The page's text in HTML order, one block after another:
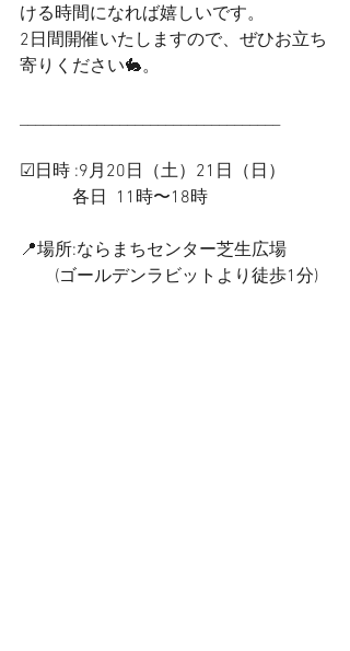
ける時間になれば嬉しいです。
2日間開催いたしますので、ぜひお立ち
寄りください🐇。
__________________________________
☑︎日時 :9月20日（土）21日（日）
            各日  11時〜18時
📍場所:ならまちセンター芝生広場
        (ゴールデンラビットより徒歩1分)